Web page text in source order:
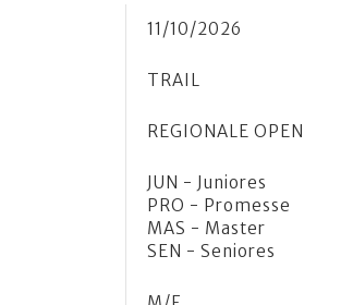
11/10/2026
TRAIL
REGIONALE OPEN
JUN - Juniores
PRO - Promesse
MAS - Master
SEN - Seniores